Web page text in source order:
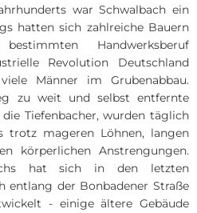
war Schwalbach ein
hatten sich zahlreiche Bauern
Handwerksberuf
Revolution Deutschland
Männer im Grubenabbau.
zu weit und selbst entfernte
Tiefenbacher, wurden täglich
trotz mageren Löhnen, langen
körperlichen Anstrengungen.
hat sich in den letzten
entlang der Bonbadener Straße
- einige ältere Gebäude